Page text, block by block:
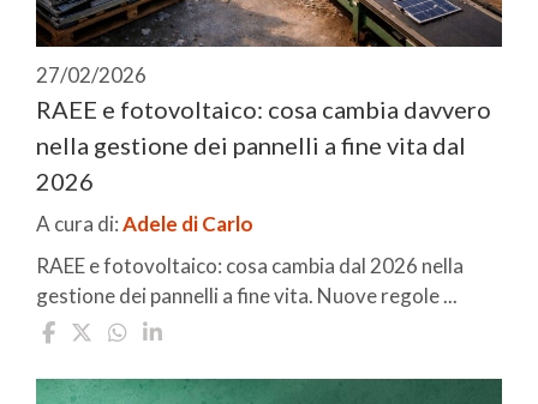
27/02/2026
RAEE e fotovoltaico: cosa cambia davvero
nella gestione dei pannelli a fine vita dal
2026
A cura di:Adele di Carlo
RAEE e fotovoltaico: cosa cambia dal 2026 nella
gestione dei pannelli a fine vita. Nuove regole ...